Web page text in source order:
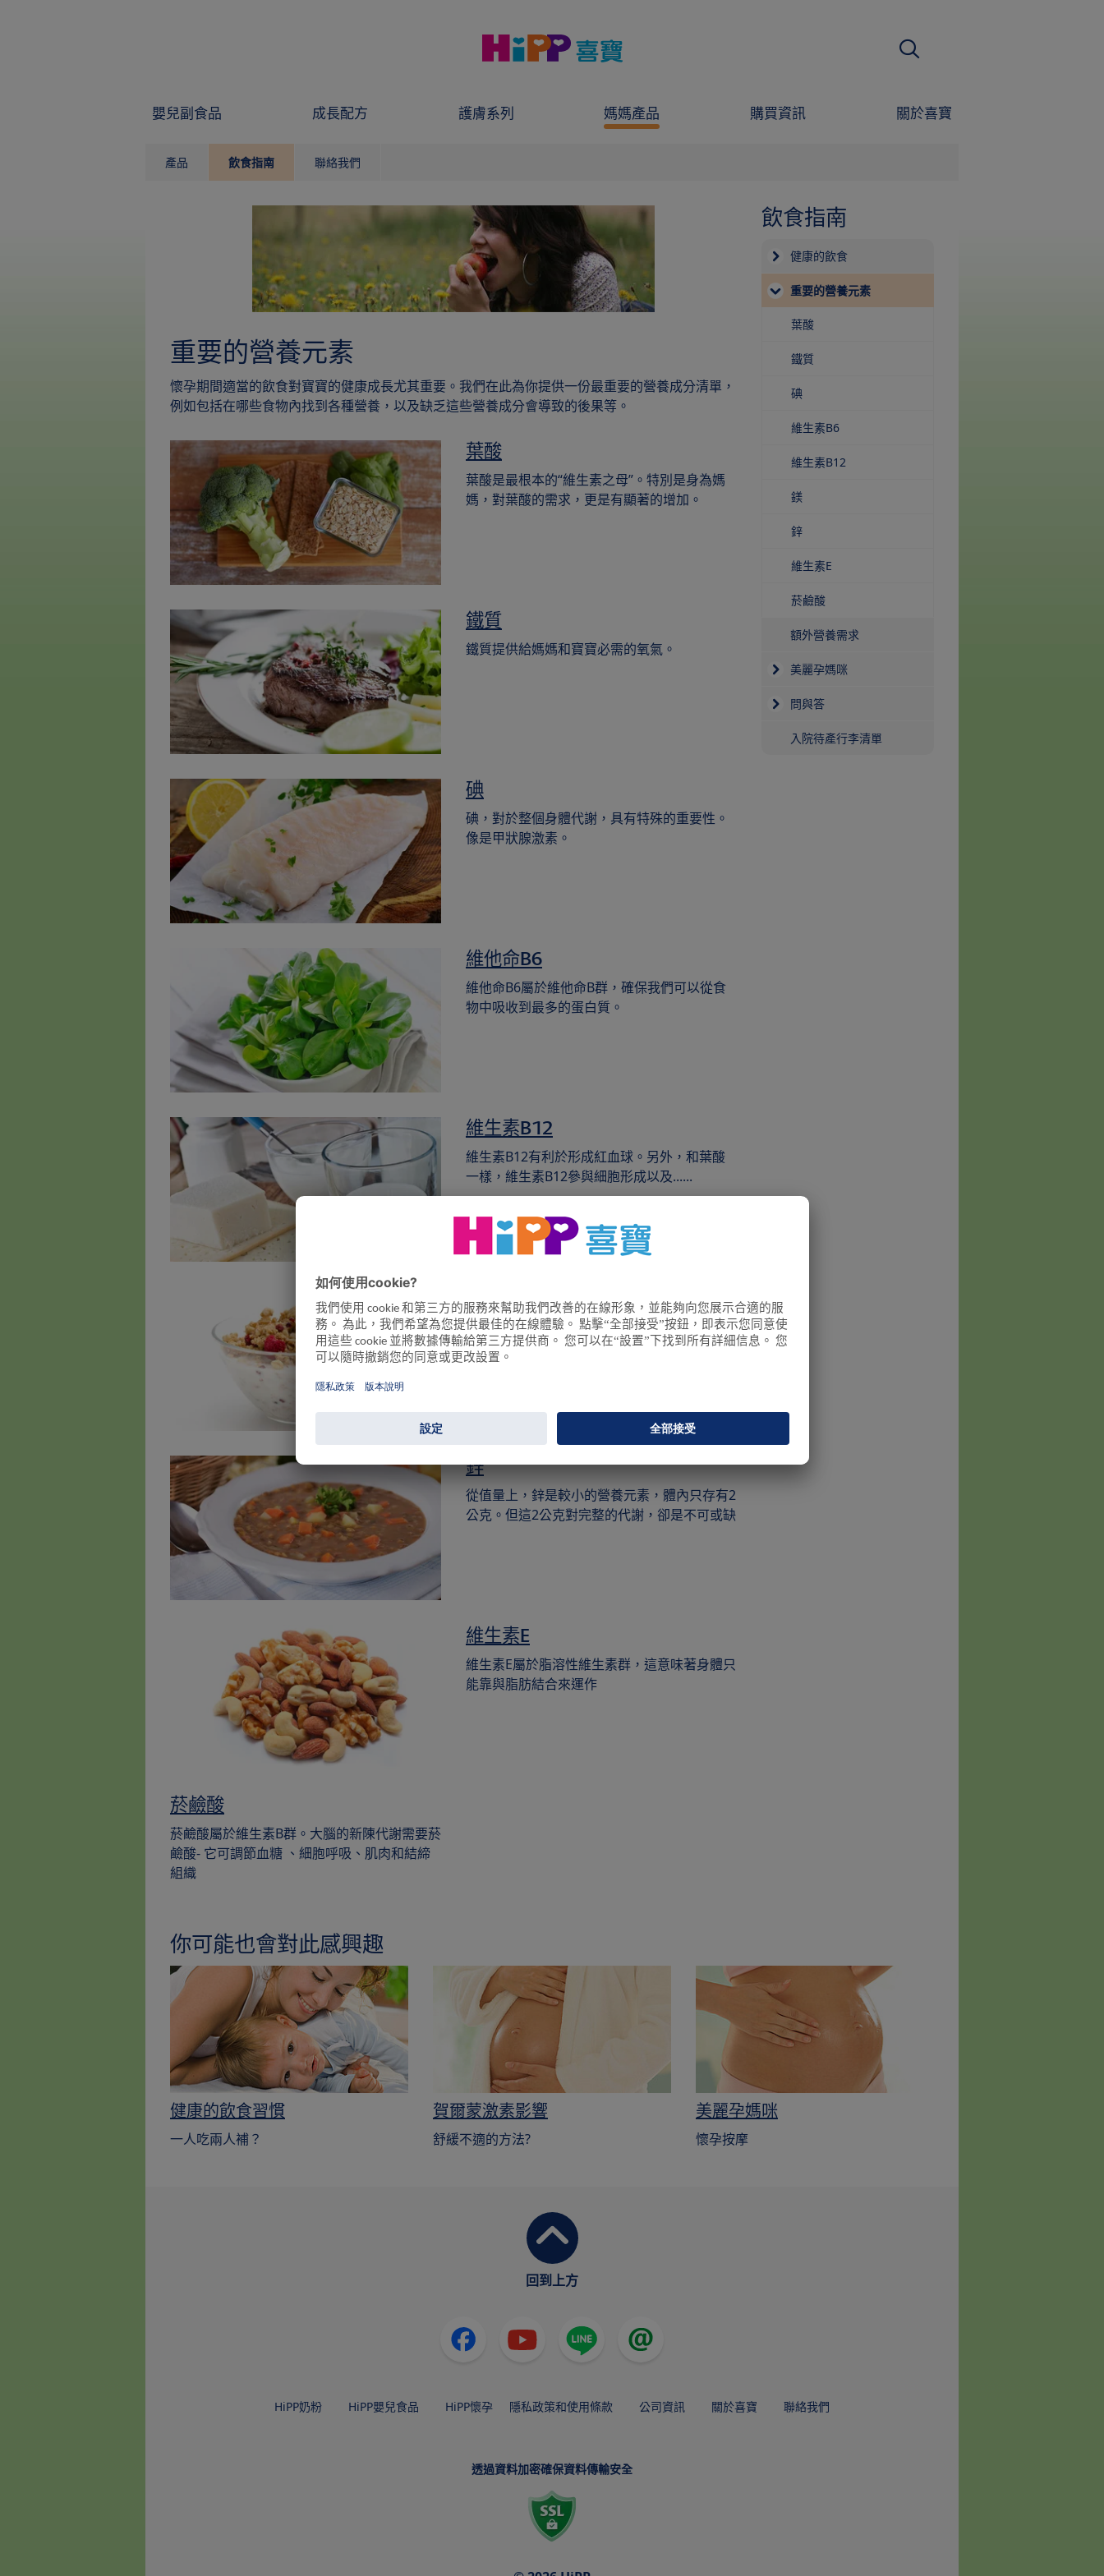
嬰兒副食品 成長配方 護膚系列 媽媽產品 購買資訊 關於喜寶
搜尋
產品 飲食指南 聯絡我們
重要的營養元素
懷孕期間適當的飲食對寶寶的健康成長尤其重要。我們在此為你提供一份最重要的營養成分清單，
例如包括在哪些食物內找到各種營養，以及缺乏這些營養成分會導致的後果等。
葉酸
葉酸是最根本的“維生素之母”。特別是身為媽
媽，對葉酸的需求，更是有顯著的增加。
鐵質
鐵質提供給媽媽和寶寶必需的氧氣。
碘
碘，對於整個身體代謝，具有特殊的重要性。
像是甲狀腺激素。
維他命B6
維他命B6屬於維他命B群，確保我們可以從食
物中吸收到最多的蛋白質。
維生素B12
維生素B12有利於形成紅血球。另外，和葉酸
一樣，維生素B12參與細胞形成以及......
鎂
鎂的功能非常全面。它在身體機能的各個方面
都非常重要。
鋅
從值量上，鋅是較小的營養元素，體內只存有2
公克。但這2公克對完整的代謝，卻是不可或缺
維生素E
維生素E屬於脂溶性維生素群，這意味著身體只
能靠與脂肪結合來運作
菸鹼酸
菸鹼酸屬於維生素B群。大腦的新陳代謝需要菸
鹼酸- 它可調節血糖 、細胞呼吸、肌肉和結締
組織
飲食指南
健康的飲食
重要的營養元素(current)
葉酸
鐵質
碘
維生素B6
維生素B12
鎂
鋅
維生素E
菸鹼酸
額外營養需求
美麗孕媽咪
問與答
入院待產行李清單
你可能也會對此感興趣
健康的飲食習慣
一人吃兩人補？
賀爾蒙激素影響
舒緩不適的方法?
美麗孕媽咪
懷孕按摩
回到上方
HiPP奶粉 HiPP嬰兒食品 HiPP懷孕 隱私政策和使用條款 公司資訊 關於喜寶 聯絡我們
透過資料加密確保資料傳輸安全